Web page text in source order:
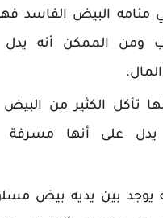
منامه البيض الفاسد
ومن الممكن أنه
تأكل الكثير من
يدل على أنها مسرفة
يوجد بين يديه بيض